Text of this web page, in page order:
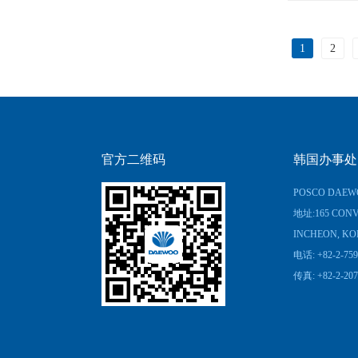
1 2
官方二维码 韩国办事处
POSCO
地址:165
INCHEON,
电话: +82-2-
传真: +82-2-